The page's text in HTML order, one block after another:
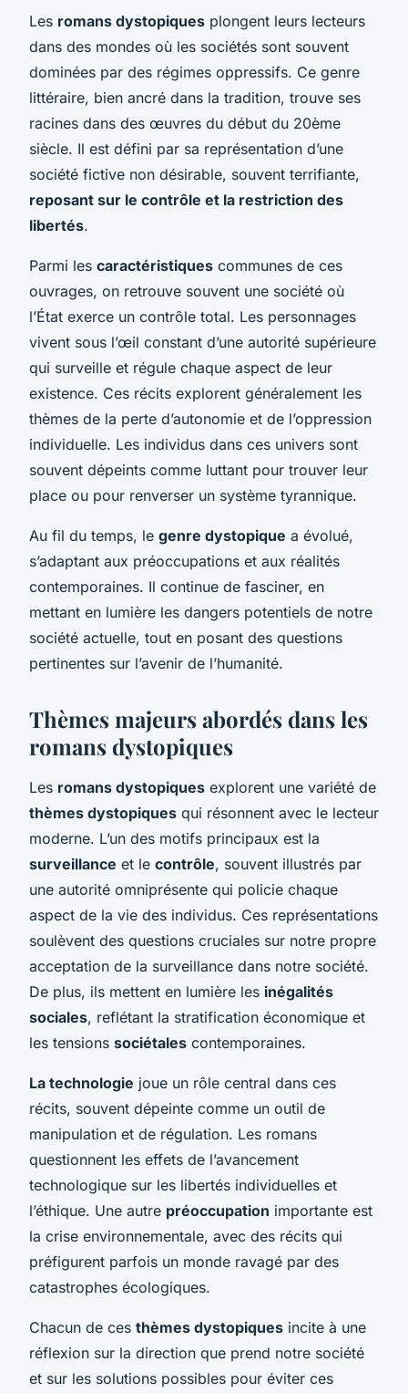
Les romans dystopiques plongent leurs lecteurs
dans des mondes où les sociétés sont souvent
dominées par des régimes oppressifs. Ce genre
littéraire, bien ancré dans la tradition, trouve ses
racines dans des œuvres du début du 20ème
siècle. Il est défini par sa représentation d’une
société fictive non désirable, souvent terrifiante,
reposant sur le contrôle et la restriction des
libertés.
Parmi les caractéristiques communes de ces
ouvrages, on retrouve souvent une société où
l’État exerce un contrôle total. Les personnages
vivent sous l’œil constant d’une autorité supérieure
qui surveille et régule chaque aspect de leur
existence. Ces récits explorent généralement les
thèmes de la perte d’autonomie et de l’oppression
individuelle. Les individus dans ces univers sont
souvent dépeints comme luttant pour trouver leur
place ou pour renverser un système tyrannique.
Au fil du temps, le genre dystopique a évolué,
s’adaptant aux préoccupations et aux réalités
contemporaines. Il continue de fasciner, en
mettant en lumière les dangers potentiels de notre
société actuelle, tout en posant des questions
pertinentes sur l’avenir de l’humanité.
Thèmes majeurs abordés dans les
romans dystopiques
Les romans dystopiques explorent une variété de
thèmes dystopiques qui résonnent avec le lecteur
moderne. L’un des motifs principaux est la
surveillance et le contrôle, souvent illustrés par
une autorité omniprésente qui policie chaque
aspect de la vie des individus. Ces représentations
soulèvent des questions cruciales sur notre propre
acceptation de la surveillance dans notre société.
De plus, ils mettent en lumière les inégalités
sociales, reflétant la stratification économique et
les tensions sociétales contemporaines.
La technologie joue un rôle central dans ces
récits, souvent dépeinte comme un outil de
manipulation et de régulation. Les romans
questionnent les effets de l’avancement
technologique sur les libertés individuelles et
l’éthique. Une autre préoccupation importante est
la crise environnementale, avec des récits qui
préfigurent parfois un monde ravagé par des
catastrophes écologiques.
Chacun de ces thèmes dystopiques incite à une
réflexion sur la direction que prend notre société
et sur les solutions possibles pour éviter ces